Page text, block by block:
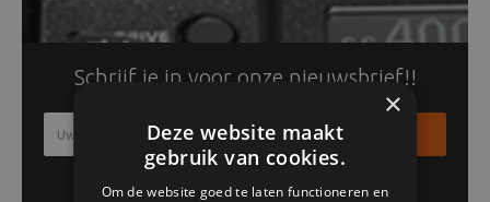
Schrijf je in voor onze nieuwsbrief!!
Inschrijven
×
Deze website maakt
gebruik van cookies.
Om de website goed te laten functioneren en